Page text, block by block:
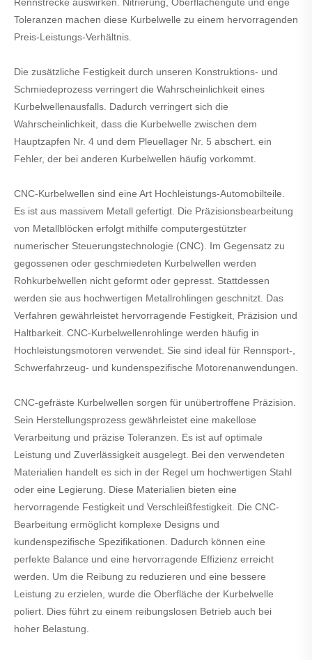
Rennstrecke auswirken. Nitrierung, Oberflächengüte und enge
Toleranzen machen diese Kurbelwelle zu einem hervorragenden
Preis-Leistungs-Verhältnis.
Die zusätzliche Festigkeit durch unseren Konstruktions- und
Schmiedeprozess verringert die Wahrscheinlichkeit eines
Kurbelwellenausfalls. Dadurch verringert sich die
Wahrscheinlichkeit, dass die Kurbelwelle zwischen dem
Hauptzapfen Nr. 4 und dem Pleuellager Nr. 5 abschert. ein
Fehler, der bei anderen Kurbelwellen häufig vorkommt.
CNC-Kurbelwellen sind eine Art Hochleistungs-Automobilteile.
Es ist aus massivem Metall gefertigt. Die Präzisionsbearbeitung
von Metallblöcken erfolgt mithilfe computergestützter
numerischer Steuerungstechnologie (CNC). Im Gegensatz zu
gegossenen oder geschmiedeten Kurbelwellen werden
Rohkurbelwellen nicht geformt oder gepresst. Stattdessen
werden sie aus hochwertigen Metallrohlingen geschnitzt. Das
Verfahren gewährleistet hervorragende Festigkeit, Präzision und
Haltbarkeit. CNC-Kurbelwellenrohlinge werden häufig in
Hochleistungsmotoren verwendet. Sie sind ideal für Rennsport-,
Schwerfahrzeug- und kundenspezifische Motorenanwendungen.
CNC-gefräste Kurbelwellen sorgen für unübertroffene Präzision.
Sein Herstellungsprozess gewährleistet eine makellose
Verarbeitung und präzise Toleranzen. Es ist auf optimale
Leistung und Zuverlässigkeit ausgelegt. Bei den verwendeten
Materialien handelt es sich in der Regel um hochwertigen Stahl
oder eine Legierung. Diese Materialien bieten eine
hervorragende Festigkeit und Verschleißfestigkeit. Die CNC-
Bearbeitung ermöglicht komplexe Designs und
kundenspezifische Spezifikationen. Dadurch können eine
perfekte Balance und eine hervorragende Effizienz erreicht
werden. Um die Reibung zu reduzieren und eine bessere
Leistung zu erzielen, wurde die Oberfläche der Kurbelwelle
poliert. Dies führt zu einem reibungslosen Betrieb auch bei
hoher Belastung.